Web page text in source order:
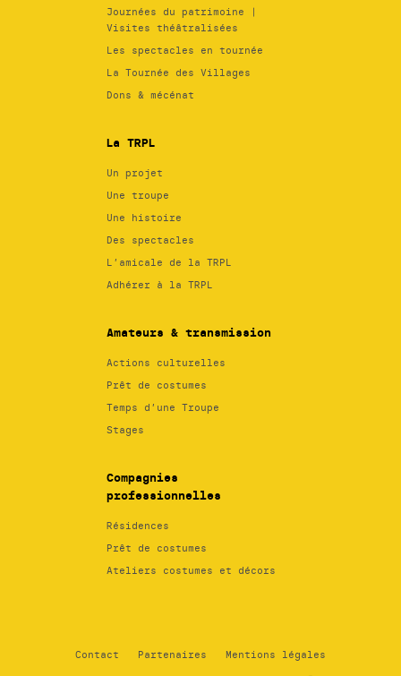
Journées du patrimoine |
Visites théâtralisées
Les spectacles en tournée
La Tournée des Villages
Dons & mécénat
La TRPL
Un projet
Une troupe
Une histoire
Des spectacles
L’amicale de la TRPL
Adhérer à la TRPL
Amateurs & transmission
Actions culturelles
Prêt de costumes
Temps d’une Troupe
Stages
Compagnies
professionnelles
Résidences
Prêt de costumes
Ateliers costumes et décors
Contact Partenaires Mentions légales